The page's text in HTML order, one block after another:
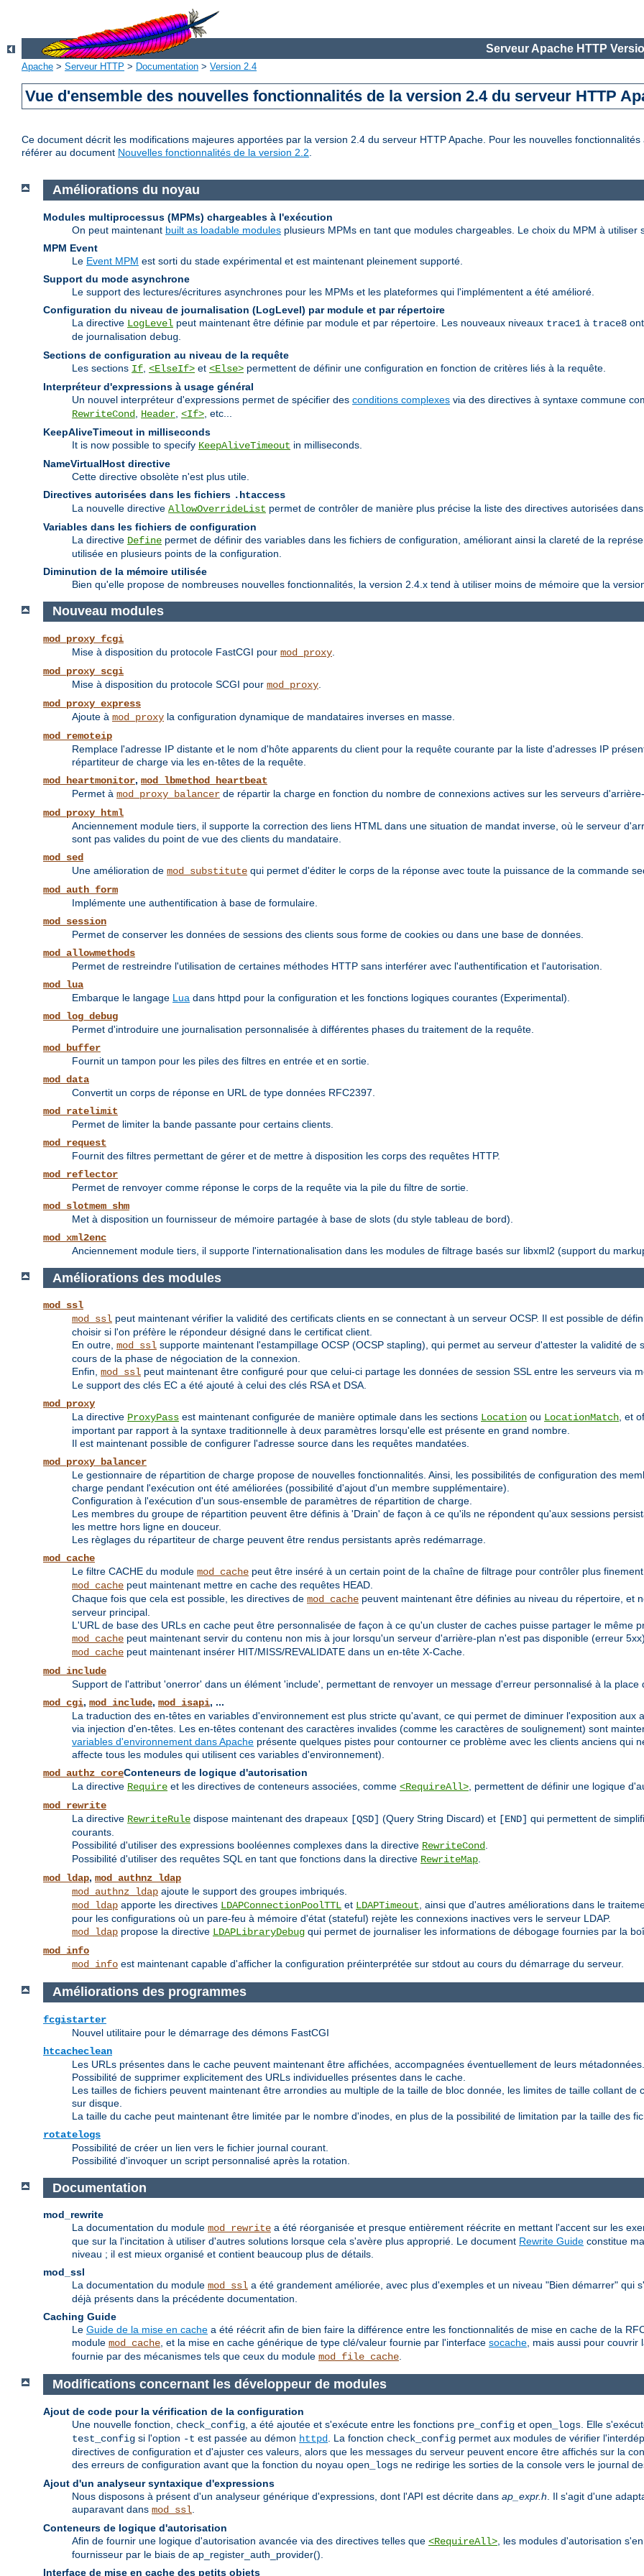
Serveur Apache HTTP
Apache > Serveur HTTP > Documentation > Version 2.4
Vue d'ensemble des nouvelles fonctionnalités de la version 2.4 du serveur HTTP
Ce document décrit les modifications majeures apportées par la version 2.4 du serveur HTTP Apache. Pour les nouvelles
référer au document Nouvelles fonctionnalités de la version 2.2.
Améliorations du noyau
Modules multiprocessus (MPMs) chargeables à l'exécution
On peut maintenant built as loadable modules plusieurs MPMs en tant que modules chargeables. Le choix du MPM à utiliser
MPM Event
Le Event MPM est sorti du stade expérimental et est maintenant pleinement supporté.
Support du mode asynchrone
Le support des lectures/écritures asynchrones pour les MPMs et les plateformes qui l'implémentent a été amélioré.
Configuration du niveau de journalisation (LogLevel) par module et par répertoire
La directive LogLevel peut maintenant être définie par module et par répertoire. Les nouveaux niveaux trace1 à trace8
de journalisation debug
Sections de configuration au niveau de la requête
Les sections If <ElseIf> et <Else> permettent de définir une configuration en fonction de critères liés à la requête.
Interpréteur d'expressions à usage général
Un nouvel interpréteur d'expressions permet de spécifier des conditions complexes via des directives à syntaxe commune
RewriteCond
Header <If> , etc...
KeepAliveTimeout in milliseconds
It is now possible to specify KeepAliveTimeout in milliseconds.
NameVirtualHost directive
Cette directive obsolète n'est plus utile.
Directives autorisées dans les fichiers .htaccess
La nouvelle directive AllowOverrideList permet de contrôler de manière plus précise la liste des directives autorisées
Variables dans les fichiers de configuration
La directive Define permet de définir des variables dans les fichiers de configuration, améliorant ainsi la clareté de la
utilisée en plusieurs points de la configuration.
Diminution de la mémoire utilisée
Bien qu'elle propose de nombreuses nouvelles fonctionnalités, la version 2.4.x tend à utiliser moins de mémoire que la
Nouveau modules
mod_proxy_fcgi
Mise à disposition du protocole FastCGI pour mod_proxy
mod_proxy_scgi
Mise à disposition du protocole SCGI pour mod_proxy
mod_proxy_express
Ajoute à mod_proxy la configuration dynamique de mandataires inverses en masse.
mod_remoteip
Remplace l'adresse IP distante et le nom d'hôte apparents du client pour la requête courante par la liste d'adresses IP
répartiteur de charge via les en-têtes de la requête.
mod_heartmonitor, mod_lbmethod_heartbeat
Permet à mod_proxy_balancer de répartir la charge en fonction du nombre de connexions actives sur les serveurs
mod_proxy_html
Anciennement module tiers, il supporte la correction des liens HTML dans une situation de mandat inverse, où le serveur
sont pas valides du point de vue des clients du mandataire.
mod_sed
Une amélioration de mod_substitute qui permet d'éditer le corps de la réponse avec toute la puissance de la commande
mod_auth_form
Implémente une authentification à base de formulaire.
mod_session
Permet de conserver les données de sessions des clients sous forme de cookies ou dans une base de données.
mod_allowmethods
Permet de restreindre l'utilisation de certaines méthodes HTTP sans interférer avec l'authentification et l'autorisation.
mod_lua
Embarque le langage Lua dans httpd pour la configuration et les fonctions logiques courantes (Experimental).
mod_log_debug
Permet d'introduire une journalisation personnalisée à différentes phases du traitement de la requête.
mod_buffer
Fournit un tampon pour les piles des filtres en entrée et en sortie.
mod_data
Convertit un corps de réponse en URL de type données RFC2397.
mod_ratelimit
Permet de limiter la bande passante pour certains clients.
mod_request
Fournit des filtres permettant de gérer et de mettre à disposition les corps des requêtes HTTP.
mod_reflector
Permet de renvoyer comme réponse le corps de la requête via la pile du filtre de sortie.
mod_slotmem_shm
Met à disposition un fournisseur de mémoire partagée à base de slots (du style tableau de bord).
mod_xml2enc
Anciennement module tiers, il supporte l'internationalisation dans les modules de filtrage basés sur libxml2 (support du
Améliorations des modules
mod_ssl
mod_ssl peut maintenant vérifier la validité des certificats clients en se connectant à un serveur OCSP. Il est possible de
choisir si l'on préfère le répondeur désigné dans le certificat client.
En outre, mod_ssl supporte maintenant l'estampillage OCSP (OCSP stapling), qui permet au serveur d'attester la validité de
cours de la phase de négociation de la connexion.
Enfin, mod_ssl peut maintenant être configuré pour que celui-ci partage les données de session SSL entre les serveurs via
Le support des clés EC a été ajouté à celui des clés RSA et DSA.
mod_proxy
La directive ProxyPass est maintenant configurée de manière optimale dans les sections Location ou LocationMatch, et
important par rapport à la syntaxe traditionnelle à deux paramètres lorsqu'elle est présente en grand nombre.
Il est maintenant possible de configurer l'adresse source dans les requêtes mandatées.
mod_proxy_balancer
Le gestionnaire de répartition de charge propose de nouvelles fonctionnalités. Ainsi, les possibilités de configuration des
charge pendant l'exécution ont été améliorées (possibilité d'ajout d'un membre supplémentaire).
Configuration à l'exécution d'un sous-ensemble de paramètres de répartition de charge.
Les membres du groupe de répartition peuvent être définis à 'Drain' de façon à ce qu'ils ne répondent qu'aux sessions
les mettre hors ligne en douceur.
Les règlages du répartiteur de charge peuvent être rendus persistants après redémarrage.
mod_cache
Le filtre CACHE du module mod_cache peut être inséré à un certain point de la chaîne de filtrage pour contrôler plus
mod_cache peut maintenant mettre en cache des requêtes HEAD.
Chaque fois que cela est possible, les directives de mod_cache peuvent maintenant être définies au niveau du répertoire, et
serveur principal.
L'URL de base des URLs en cache peut être personnalisée de façon à ce qu'un cluster de caches puisse partager le même
mod_cache peut maintenant servir du contenu non mis à jour lorsqu'un serveur d'arrière-plan n'est pas disponible (erreur
mod_cache peut maintenant insérer HIT/MISS/REVALIDATE dans un en-tête X-Cache.
mod_include
Support de l'attribut 'onerror' dans un élément 'include', permettant de renvoyer un message d'erreur personnalisé à la
mod_cgi, mod_include, mod_isapi, ...
La traduction des en-têtes en variables d'environnement est plus stricte qu'avant, ce qui permet de diminuer l'exposition aux
via injection d'en-têtes. Les en-têtes contenant des caractères invalides (comme les caractères de soulignement) sont
variables d'environnement dans Apache présente quelques pistes pour contourner ce problème avec les clients anciens qui
affecte tous les modules qui utilisent ces variables d'environnement).
mod_authz_coreConteneurs de logique d'autorisation
La directive Require et les directives de conteneurs associées, comme <RequireAll>, permettent de définir une logique
mod_rewrite
La directive RewriteRule dispose maintenant des drapeaux [QSD] (Query String Discard) et [END] qui permettent de
courants.
Possibilité d'utiliser des expressions booléennes complexes dans la directive RewriteCond.
Possibilité d'utiliser des requêtes SQL en tant que fonctions dans la directive RewriteMap.
mod_ldap, mod_authnz_ldap
mod_authnz_ldap ajoute le support des groupes imbriqués.
mod_ldap apporte les directives LDAPConnectionPoolTTL et LDAPTimeout, ainsi que d'autres améliorations dans le
pour les configurations où un pare-feu à mémoire d'état (stateful) rejète les connexions inactives vers le serveur LDAP.
mod_ldap propose la directive LDAPLibraryDebug qui permet de journaliser les informations de débogage fournies par la
mod_info
mod_info est maintenant capable d'afficher la configuration préinterprétée sur stdout au cours du démarrage du serveur.
Améliorations des programmes
fcgistarter
Nouvel utilitaire pour le démarrage des démons FastCGI
htcacheclean
Les URLs présentes dans le cache peuvent maintenant être affichées, accompagnées éventuellement de leurs métadonnées.
Possibilité de supprimer explicitement des URLs individuelles présentes dans le cache.
Les tailles de fichiers peuvent maintenant être arrondies au multiple de la taille de bloc donnée, les limites de taille collant de
sur disque.
La taille du cache peut maintenant être limitée par le nombre d'inodes, en plus de la possibilité de limitation par la taille des
rotatelogs
Possibilité de créer un lien vers le fichier journal courant.
Possibilité d'invoquer un script personnalisé après la rotation.
Documentation
mod_rewrite
La documentation du module mod_rewrite a été réorganisée et presque entièrement réécrite en mettant l'accent sur les
que sur la l'incitation à utiliser d'autres solutions lorsque cela s'avère plus approprié. Le document Rewrite Guide constitue
niveau ; il est mieux organisé et contient beaucoup plus de détails.
mod_ssl
La documentation du module mod_ssl a été grandement améliorée, avec plus d'exemples et un niveau "Bien démarrer" qui
déjà présents dans la précédente documentation.
Caching Guide
Le Guide de la mise en cache a été réécrit afin de bien faire la différence entre les fonctionnalités de mise en cache de la
module mod_cache, et la mise en cache générique de type clé/valeur fournie par l'interface socache, mais aussi pour couvrir
fournie par des mécanismes tels que ceux du module mod_file_cache.
Modifications concernant les développeur de modules
Ajout de code pour la vérification de la configuration
Une nouvelle fonction, check_config , a été ajoutée et s'exécute entre les fonctions pre_config et open_logs . Elle
test_config si l'option -t est passée au démon httpd . La fonction check_config permet aux modules de vérifier
directives de configuration et d'ajuster ces valeurs, alors que les messages du serveur peuvent encore être affichés sur la
des erreurs de configuration avant que la fonction du noyau open_logs ne redirige les sorties de la console vers le journal
Ajout d'un analyseur syntaxique d'expressions
Nous disposons à présent d'un analyseur générique d'expressions, dont l'API est décrite dans ap_expr.h . Il s'agit d'une
auparavant dans mod_ssl
Conteneurs de logique d'autorisation
Afin de fournir une logique d'autorisation avancée via des directives telles que <RequireAll> , les modules d'autorisation
fournisseur par le biais de ap_register_auth_provider().
Interface de mise en cache des petits objets